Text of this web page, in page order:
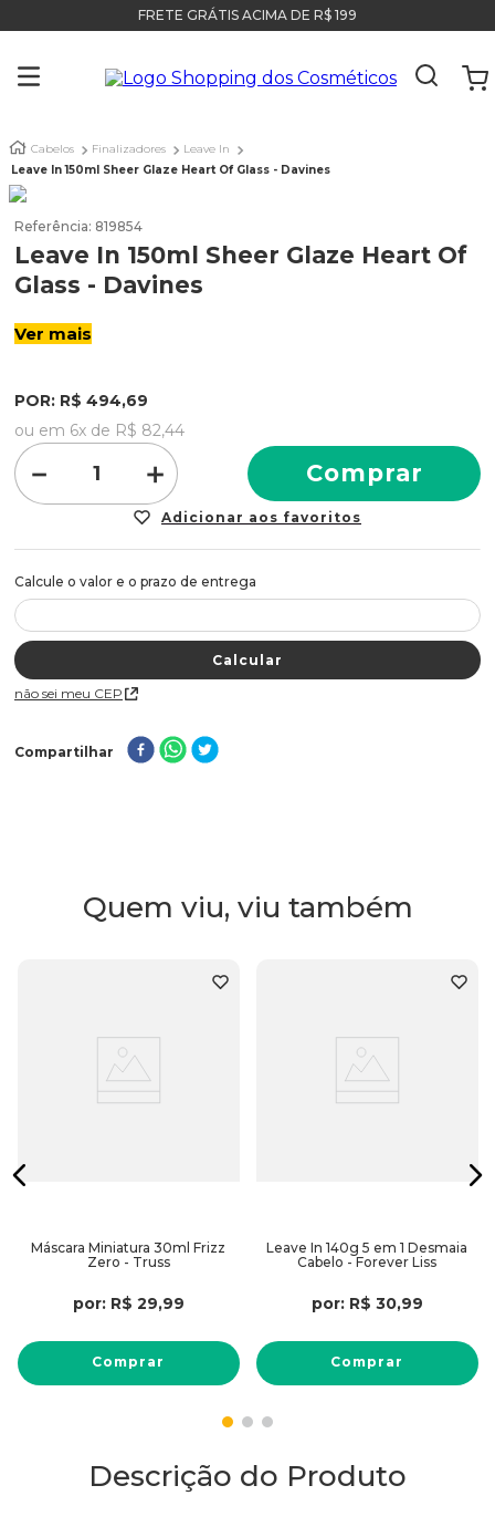
FRETE GRÁTIS ACIMA DE R$ 199
Cabelos Finalizadores
Leave In
Leave In 150ml Sheer Glaze Heart Of Glass - Davines
Referência: 819854
Leave In 150ml Sheer Glaze Heart Of
Glass - Davines
Ver mais
POR: R$ 494,69
ou em 6x de R$ 82,44
＋
－ Comprar
Não sei meu CEP
Compartilhar
Quem viu, viu também
Máscara Miniatura 30ml Frizz
Zero - Truss
por: R$ 29,99
Comprar
Leave In 140g 5 em 1 Desmaia
Cabelo - Forever Liss
por: R$ 30,99
Comprar
Descrição do Produto